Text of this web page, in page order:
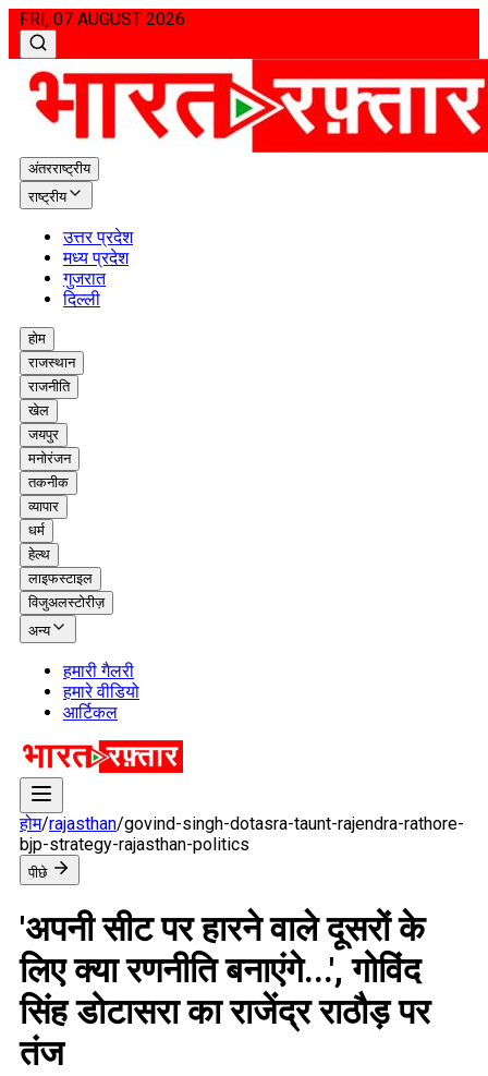
FRI, 07 AUGUST 2026
अंतरराष्ट्रीय
राष्ट्रीय
उत्तर प्रदेश
मध्य प्रदेश
गुजरात
दिल्ली
होम
राजस्थान
राजनीति
खेल
जयपुर
मनोरंजन
तकनीक
व्यापार
धर्म
हेल्थ
लाइफस्टाइल
विजुअलस्टोरीज़
अन्य
हमारी गैलरी
हमारे वीडियो
आर्टिकल
होम/rajasthan/govind-singh-dotasra-taunt-rajendra-rathore-
bjp-strategy-rajasthan-politics
पीछे
'अपनी सीट पर हारने वाले दूसरों के
लिए क्या रणनीति बनाएंगे...', गोविंद
सिंह डोटासरा का राजेंद्र राठौड़ पर
तंज